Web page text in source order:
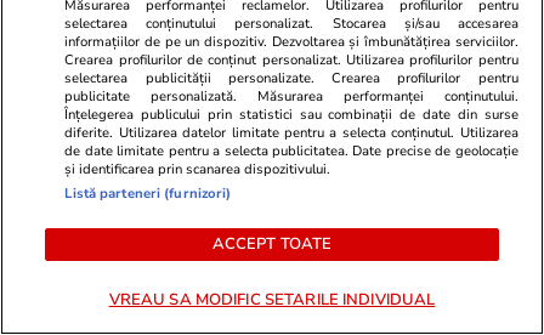
Rusia. Femei acuzate că profită de
moartea soldaților
Georgescu!
judecat
lovitură de
PROMO
Măsurarea performanței reclamelor. Utilizarea profilurilor pentru
selectarea conținutului personalizat. Stocarea și/sau accesarea
informațiilor de pe un dispozitiv. Dezvoltarea și îmbunătățirea serviciilor.
Crearea profilurilor de conținut personalizat. Utilizarea profilurilor pentru
selectarea publicității personalizate. Crearea profilurilor pentru
publicitate personalizată. Măsurarea performanței conținutului.
Înțelegerea publicului prin statistici sau combinații de date din surse
diferite. Utilizarea datelor limitate pentru a selecta conținutul. Utilizarea
de date limitate pentru a selecta publicitatea. Date precise de geolocație
și identificarea prin scanarea dispozitivului.
Listă parteneri (furnizori)
ACCEPT TOATE
VREAU SA MODIFIC SETARILE INDIVIDUAL